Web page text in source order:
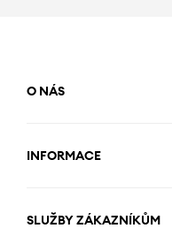
O NÁS
INFORMACE
SLUŽBY ZÁKAZNÍKŮM